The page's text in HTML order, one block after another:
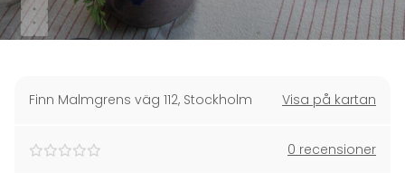
Finn Malmgrens väg 112, Stockholm Visa på kartan
0 recensioner